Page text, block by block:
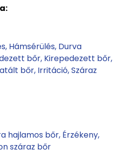
Hámsérülés Durva
bőr Kirepedezett bőr
bőr Irritáció Száraz
hajlamos bőr Érzékeny,
száraz bőr